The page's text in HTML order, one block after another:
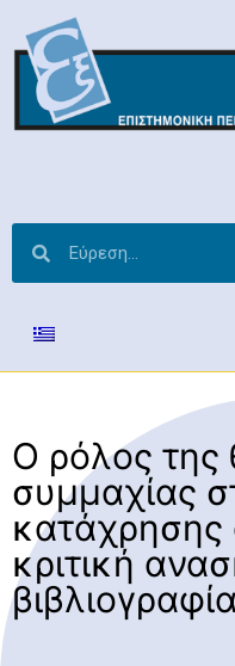
Ο ρόλος της
συμμαχίας
κατάχρησης
κριτική